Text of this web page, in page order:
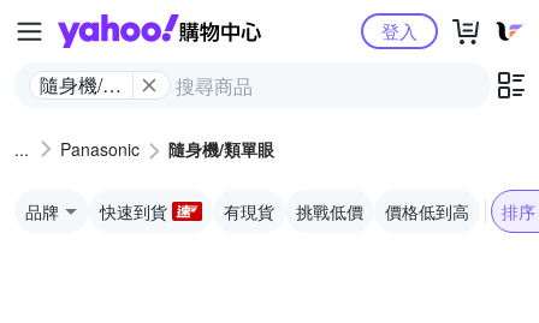
Yahoo購物中心
隨身機/類
登入
Panasonic 隨身機/類單眼
品牌 快速到貨 有現貨 挑戰低價 價格低到高 排序